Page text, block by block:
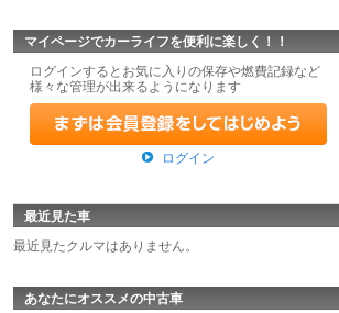
マイページでカーライフを便利に楽しく！！
ログインするとお気に入りの保存や燃費記録など
様々な管理が出来るようになります
ログイン
最近見た車
最近見たクルマはありません。
あなたにオススメの中古車